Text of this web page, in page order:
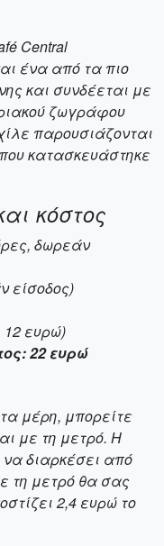
Central
ένα από τα πιο
και συνδέεται με
ζωγράφου
παρουσιάζονται
κατασκευάστηκε
κόστος
δωρεάν
είσοδος)
12 ευρώ)
22 ευρώ
μέρη, μπορείτε
με τη μετρό. Η
διαρκέσει από
τη μετρό θα σας
2,4 ευρώ το